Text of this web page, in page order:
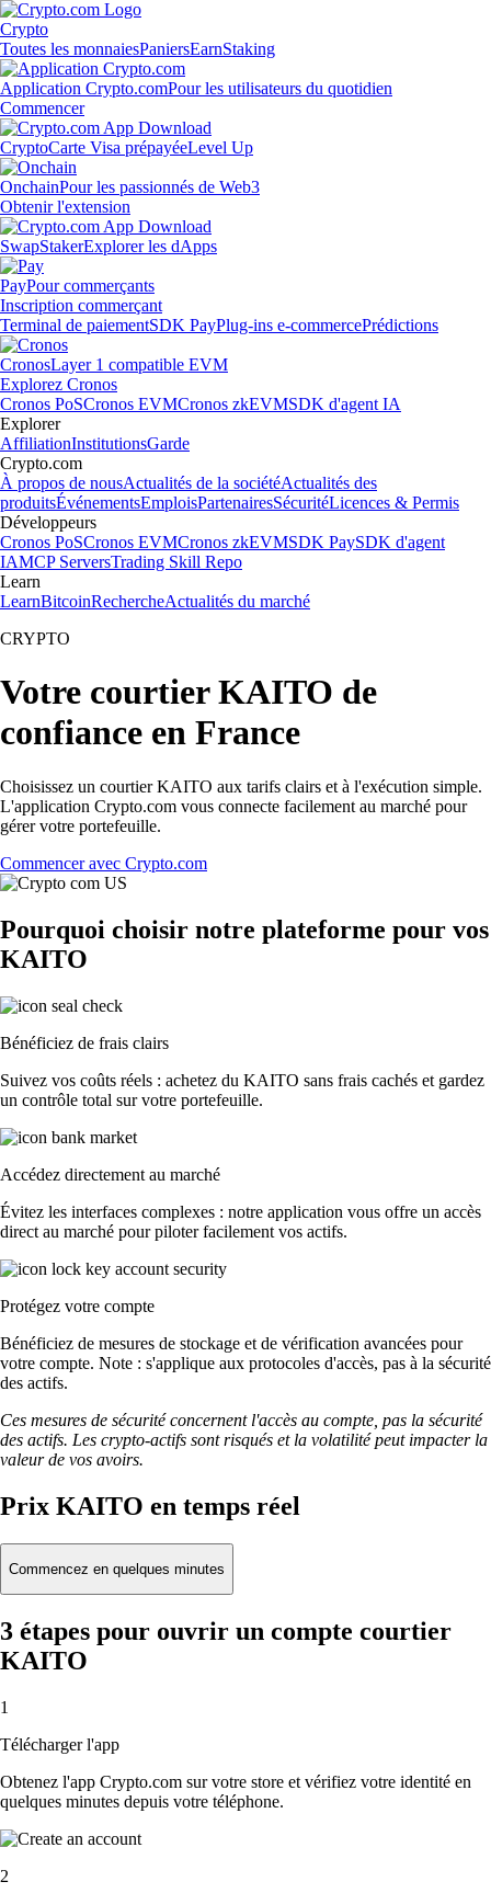
Crypto
Toutes les monnaiesPaniersEarnStaking
Application Crypto.comPour les utilisateurs du quotidien
Commencer
CryptoCarte Visa prépayéeLevel Up
OnchainPour les passionnés de Web3
Obtenir l'extension
SwapStakerExplorer les dApps
PayPour commerçants
Inscription commerçant
Terminal de paiementSDK PayPlug-ins e-commercePrédictions
CronosLayer 1 compatible EVM
Explorez Cronos
Cronos PoSCronos EVMCronos zkEVMSDK d'agent IA
Explorer
AffiliationInstitutionsGarde
Crypto.com
À propos de nousActualités de la sociétéActualités des
produitsÉvénementsEmploisPartenairesSécuritéLicences & Permis
Développeurs
Cronos PoSCronos EVMCronos zkEVMSDK PaySDK d'agent
IAMCP ServersTrading Skill Repo
Learn
LearnBitcoinRechercheActualités du marché
CRYPTO
Votre courtier KAITO de
confiance en France
Choisissez un courtier KAITO aux tarifs clairs et à l'exécution simple.
L'application Crypto.com vous connecte facilement au marché pour
gérer votre portefeuille.
Commencer avec Crypto.com
Pourquoi choisir notre plateforme pour vos
KAITO
Bénéficiez de frais clairs
Suivez vos coûts réels : achetez du KAITO sans frais cachés et gardez
un contrôle total sur votre portefeuille.
Accédez directement au marché
Évitez les interfaces complexes : notre application vous offre un accès
direct au marché pour piloter facilement vos actifs.
Protégez votre compte
Bénéficiez de mesures de stockage et de vérification avancées pour
votre compte. Note : s'applique aux protocoles d'accès, pas à la sécurité
des actifs.
Ces mesures de sécurité concernent l'accès au compte, pas la sécurité
des actifs. Les crypto-actifs sont risqués et la volatilité peut impacter la
valeur de vos avoirs.
Prix KAITO en temps réel
Commencez en quelques minutes
3 étapes pour ouvrir un compte courtier
KAITO
1
Télécharger l'app
Obtenez l'app Crypto.com sur votre store et vérifiez votre identité en
quelques minutes depuis votre téléphone.
2